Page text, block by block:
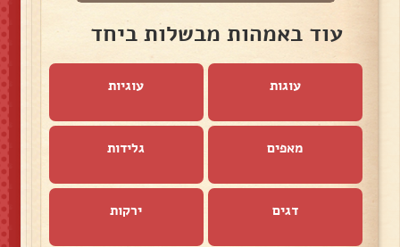
עוד באמהות מבשלות ביחד
עוגות עוגיות
מאפים גלידות
דגים ירקות